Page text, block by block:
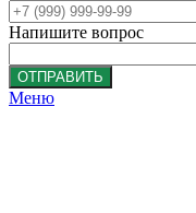
Напишите вопрос
ОТПРАВИТЬ
Меню